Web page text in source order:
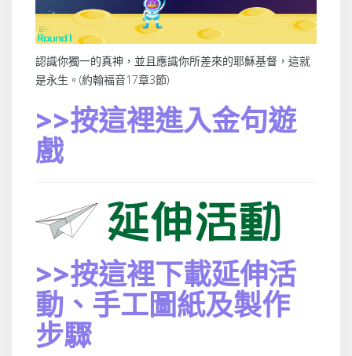
認識你獨一的真神，並且應識你所差來的耶穌基督，這就
是永生。(約翰福音17章3節)
>>按這裡進入金句遊
戲
>>按這裡下載延伸活
動、手工圖紙及製作
步驟